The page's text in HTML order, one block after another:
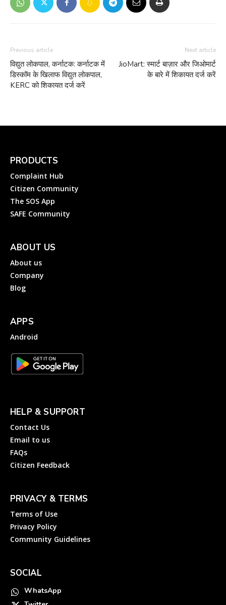
Previous article
विद्युत लोकपाल, कर्नाटक: कर्नाटक में
डिस्कॉम के खिलाफ विद्युत लोकपाल,
KERC को शिकायत दर्ज करें
Next article
JioMart: स्मार्ट बाज़ार और जिओमार्ट
के बारे में शिकायत दर्ज करें
PRODUCTS
Complaint Hub
Citizen Community
The SOS App
SAFE Community
ABOUT US
About us
Company
Blog
APPS
Android
HELP & SUPPORT
Contact Us
Email to us
FAQs
Citizen Feedback
PRIVACY & TERMS
Terms of Use
Privacy Policy
Community Guidelines
SOCIAL
WhatsApp